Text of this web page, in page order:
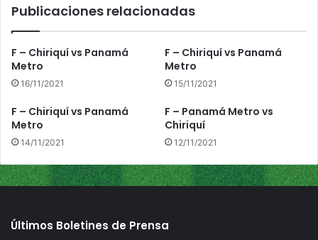
d
e
r
n
a
C
i
q
Publicaciones relacionadas
F – Chiriquí vs Panamá
Metro
16/11/2021
F – Chiriquí vs Panamá
Metro
15/11/2021
F – Chiriquí vs Panamá
Metro
14/11/2021
F – Panamá Metro vs
Chiriquí
12/11/2021
Últimos Boletines de Prensa